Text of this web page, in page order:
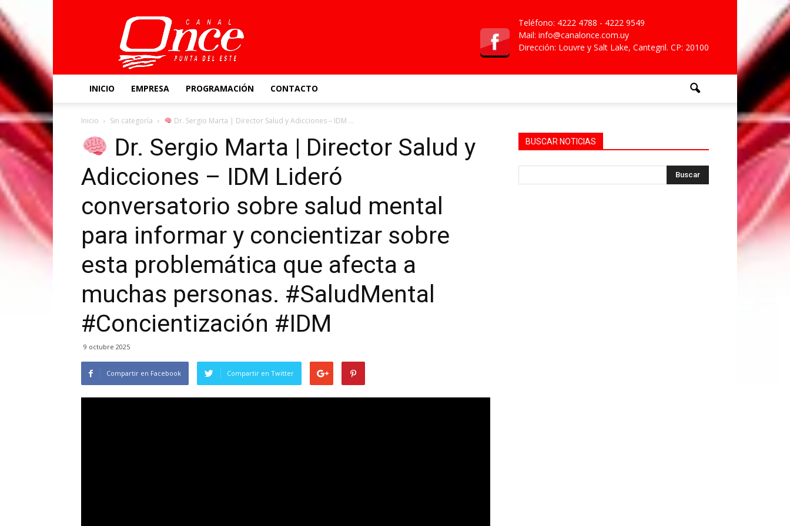
Canal
Once
Teléfono: 4222 4788 - 4222 9549
Mail: info@canalonce.com.uy
Dirección: Louvre y Salt Lake, Cantegril. CP: 20100
INICIO EMPRESA PROGRAMACIÓN CONTACTO
Inicio Sin categoría Dr. Sergio Marta | Director Salud y Adicciones – IDM ...
Dr. Sergio Marta | Director Salud y
Adicciones – IDM Lideró
conversatorio sobre salud mental
para informar y concientizar sobre
esta problemática que afecta a
muchas personas. #SaludMental
#Concientización #IDM
9 octubre 2025
Compartir en Facebook Compartir en Twitter
BUSCAR NOTICIAS